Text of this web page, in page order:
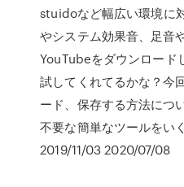
stuidoなど幅広い環境に
やシステム効果音、足音
YouTubeをダウンロード
試してくれてるかな？今
ード、保存する方法につ
不要な簡単なツールをい
2019/11/03 2020/07/08